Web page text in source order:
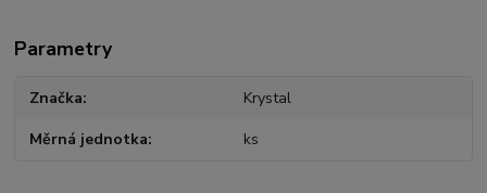
Parametry
Značka Krystal
Měrná jednotka ks